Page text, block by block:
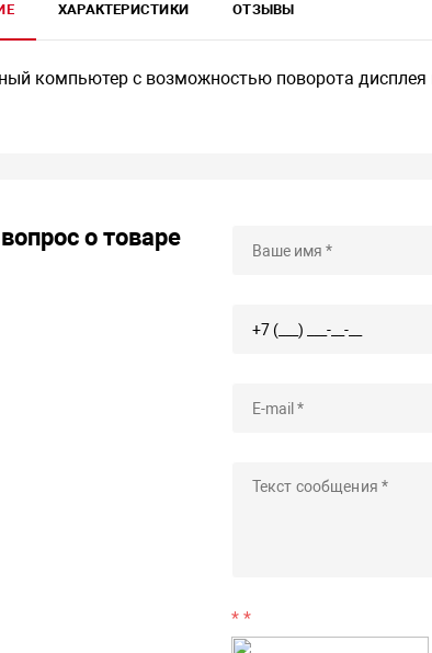
ХАРАКТЕРИСТИКИ ОТЗЫВЫ
компьютер c возможностью поворота
о товаре
*